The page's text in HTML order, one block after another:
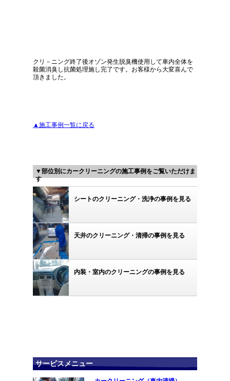
クリ－ニング終了後オゾン発生脱臭機使用して車内全体を
殺菌消臭し抗菌処理施し完了です。お客様から大変喜んで
頂きました。
▲施工事例一覧に戻る
▼部位別にカークリーニングの施工事例をご覧いただけま
す
シートのクリーニング・洗浄の事例を見る
天井のクリーニング・清掃の事例を見る
内装・室内のクリーニングの事例を見る
サービスメニュー